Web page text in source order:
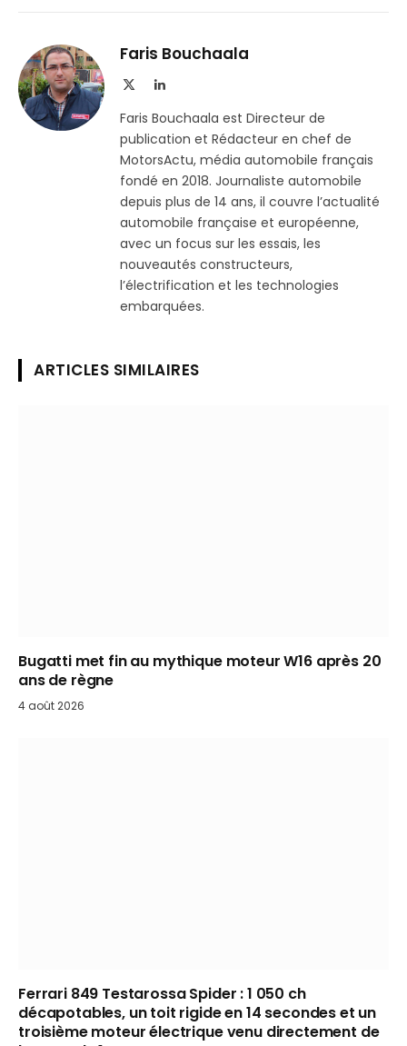
Telegram
Faris Bouchaala
LinkedIn
Faris Bouchaala est Directeur de
publication et Rédacteur en chef de
MotorsActu, média automobile français
fondé en 2018. Journaliste automobile
depuis plus de 14 ans, il couvre l’actualité
automobile française et européenne,
avec un focus sur les essais, les
nouveautés constructeurs,
l’électrification et les technologies
embarquées.
ARTICLES SIMILAIRES
Bugatti met fin au mythique moteur W16 après 20
ans de règne
4 août 2026
Ferrari 849 Testarossa Spider : 1 050 ch
décapotables, un toit rigide en 14 secondes et un
troisième moteur électrique venu directement de